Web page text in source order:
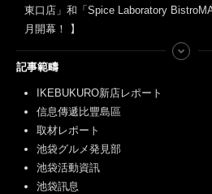
東口店」和「Spice Laboratory
月開幕！ 】
記事範疇
IKEBUKURO新店レポート
信息傳遞比豐島區
取材レポート
池袋グルメ発見部
池袋活動資訊
池袋訊息